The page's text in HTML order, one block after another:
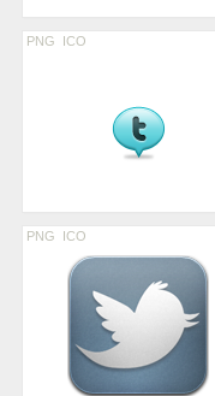
PNG ICO
PNG ICO